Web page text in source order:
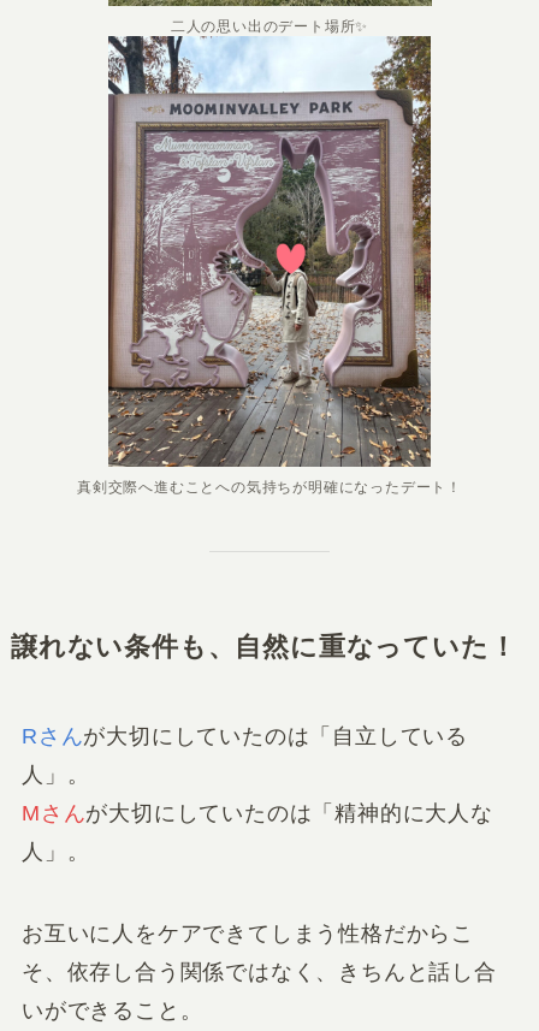
二人の思い出のデート場所✨
真剣交際へ進むことへの気持ちが明確になったデート！
譲れない条件も、自然に重なっていた！
Rさんが大切にしていたのは「自立している
人」。
Mさんが大切にしていたのは「精神的に大人な
人」。
お互いに人をケアできてしまう性格だからこ
そ、依存し合う関係ではなく、きちんと話し合
いができること。